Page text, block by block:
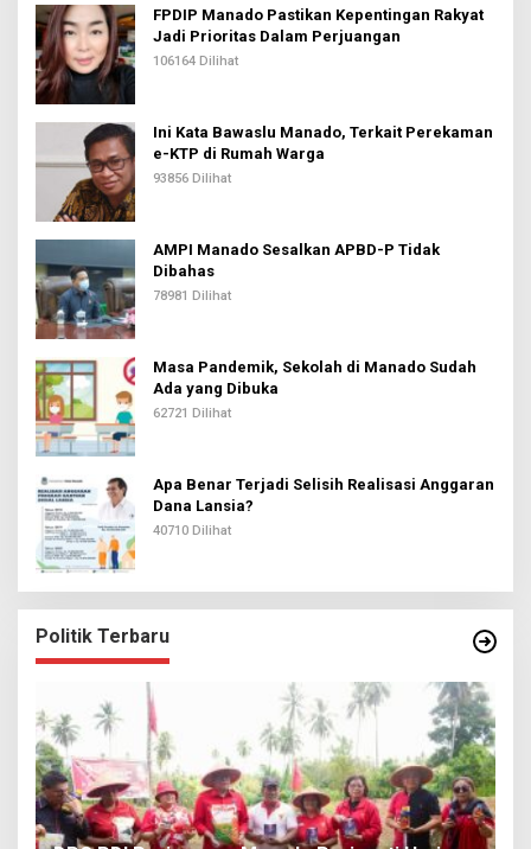
FPDIP Manado Pastikan Kepentingan Rakyat
Jadi Prioritas Dalam Perjuangan
106164 Dilihat
Ini Kata Bawaslu Manado, Terkait Perekaman
e-KTP di Rumah Warga
93856 Dilihat
AMPI Manado Sesalkan APBD-P Tidak
Dibahas
78981 Dilihat
Masa Pandemik, Sekolah di Manado Sudah
Ada yang Dibuka
62721 Dilihat
Apa Benar Terjadi Selisih Realisasi Anggaran
Dana Lansia?
40710 Dilihat
Politik Terbaru